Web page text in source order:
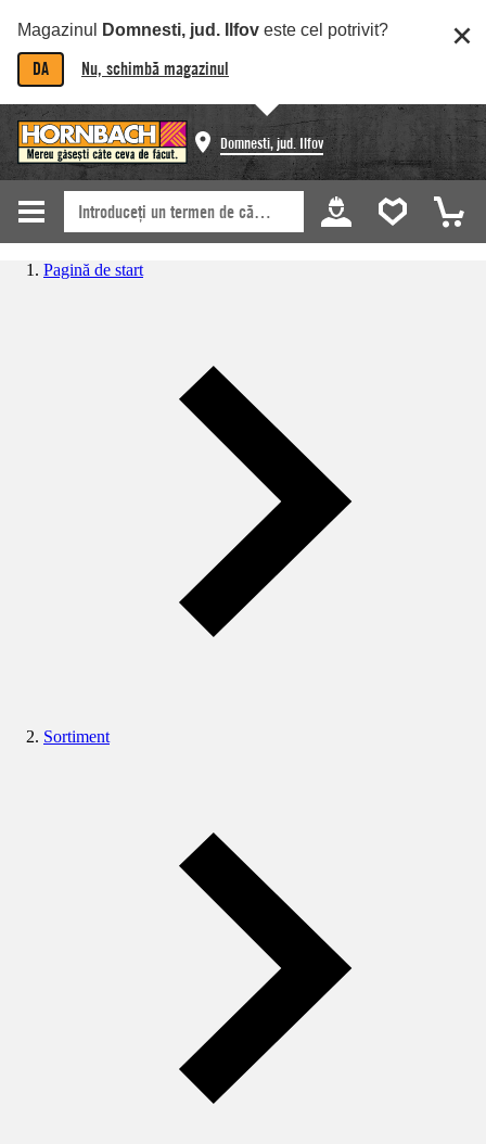
Magazinul Domnesti, jud. Ilfov este cel potrivit?
DA Nu, schimbă magazinul
Domnesti, jud. Ilfov
Pagină de start
Sortiment